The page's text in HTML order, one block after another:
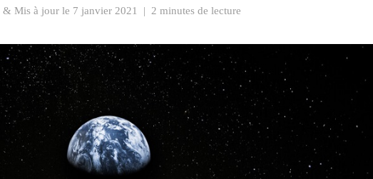
& Mis à jour le 7 janvier 2021 | 2 minutes de lecture